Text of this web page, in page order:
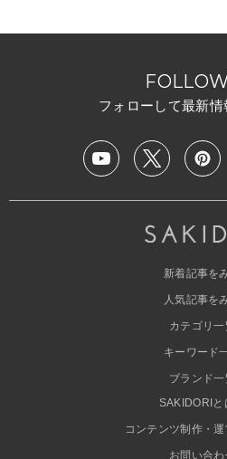
フォローして最新情
新着記事を
人気記事を
カテゴリ一
キーワード
ブランド一
SAKIDORIと
コンテンツ制作・
お問い合わ